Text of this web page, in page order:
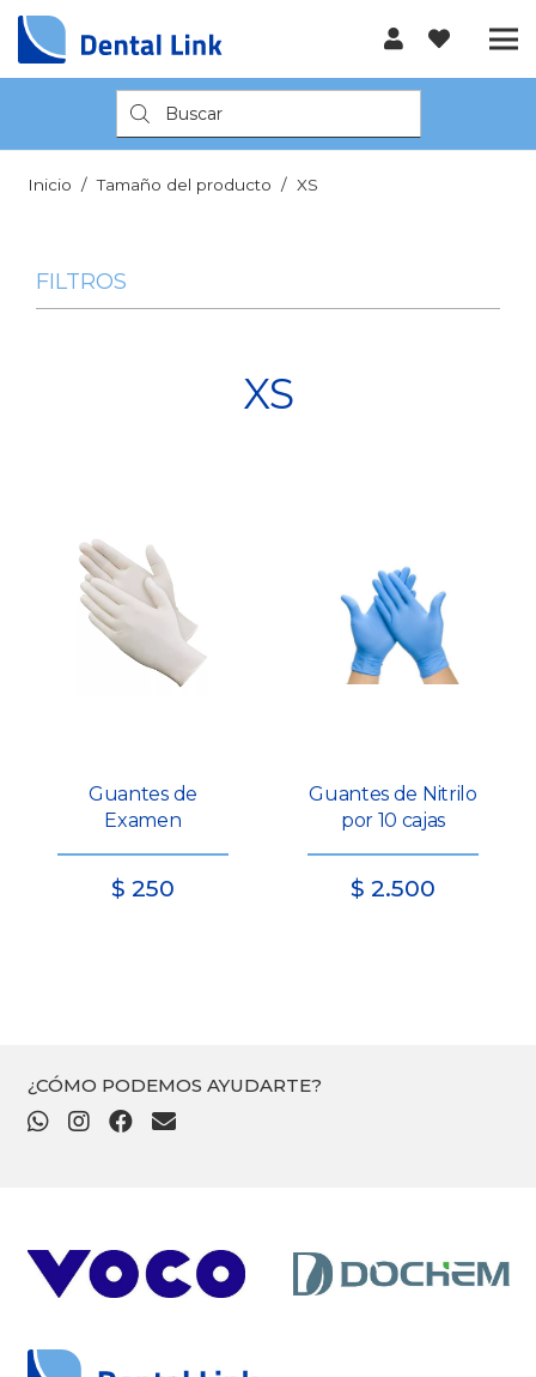
Búsqueda
de
productos
Inicio / Tamaño del producto / XS
FILTROS
XS
Guantes de
Examen
$ 250
Guantes de Nitrilo
por 10 cajas
$ 2.500
¿CÓMO PODEMOS AYUDARTE?